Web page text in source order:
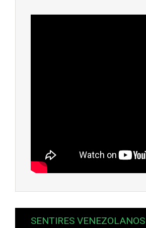
SENTIRES VENEZOLANOS